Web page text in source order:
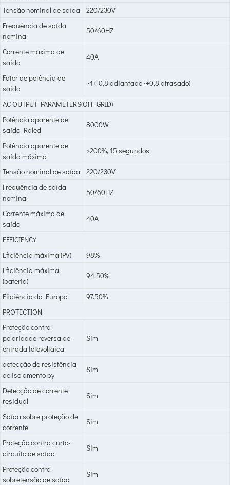
Tensão nominal de saída
220/230V
Frequência de saída
nominal
50/60HZ
Corrente máxima de
saída
40A
Fator de potência de
saída
~1 (-0,8 adiantado~+0,8 atrasado)
AC OUTPUT PARAMETERS(OFF-GRID)
Potência aparente de
saída Raled
8000W
Potência aparente de
saída máxima
>200%, 15 segundos
Tensão nominal de saída
220/230V
Frequência de saída
nominal
50/60HZ
Corrente máxima de
saída
40A
EFFICIENCY
Eficiência máxima (PV)
98%
Eficiência máxima
(bateria)
94.50%
Eficiência da Europa
97.50%
PROTECTION
Proteção contra
polaridade reversa de
entrada fotovoltaica
Sim
detecção de resistência
de isolamento py
Sim
Detecção de corrente
residual
Sim
Saída sobre proteção de
corrente
Sim
Proteção contra curto-
circuito de saída
Sim
Proteção contra
sobretensão de saída
Sim